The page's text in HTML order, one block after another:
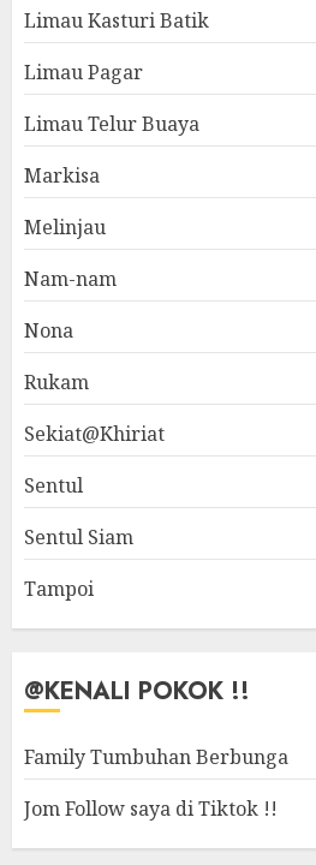
Limau Kasturi Batik
Limau Pagar
Limau Telur Buaya
Markisa
Melinjau
Nam-nam
Nona
Rukam
Sekiat@Khiriat
Sentul
Sentul Siam
Tampoi
@KENALI POKOK !!
Family Tumbuhan Berbunga
Jom Follow saya di Tiktok !!